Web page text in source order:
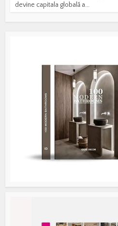
devine capitala globală a...